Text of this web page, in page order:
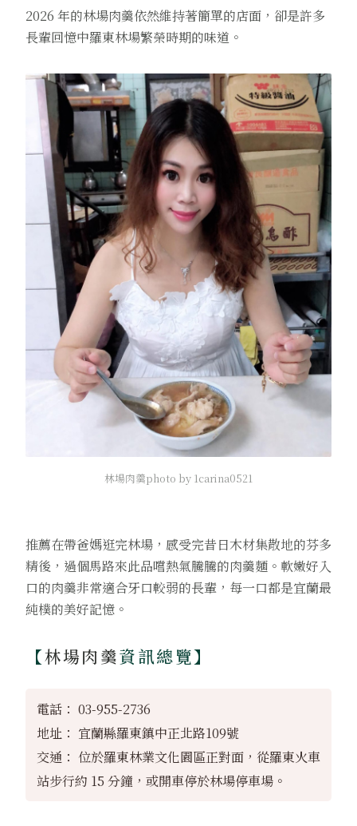
2026 年的林場肉羹依然維持著簡單的店面，卻是許多
長輩回憶中羅東林場繁榮時期的味道。
林場肉羹photo by 1carina0521
推薦在帶爸媽逛完林場，感受完昔日木材集散地的芬多
精後，過個馬路來此品嚐熱氣騰騰的肉羹麵。軟嫩好入
口的肉羹非常適合牙口較弱的長輩，每一口都是宜蘭最
純樸的美好記憶。
【林場肉羹資訊總覽】
電話： 03-955-2736
地址： 宜蘭縣羅東鎮中正北路109號
交通： 位於羅東林業文化園區正對面，從羅東火車
站步行約 15 分鐘，或開車停於林場停車場。